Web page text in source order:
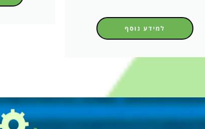
למידע נוסף